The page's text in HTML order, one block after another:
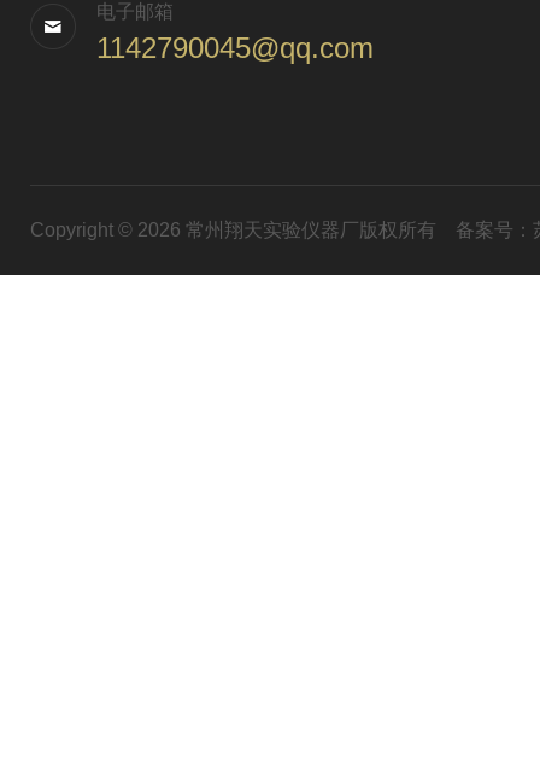
电子邮箱
1142790045@qq.com
Copyright © 2026 常州翔天实验仪器厂版权所有 备案号：